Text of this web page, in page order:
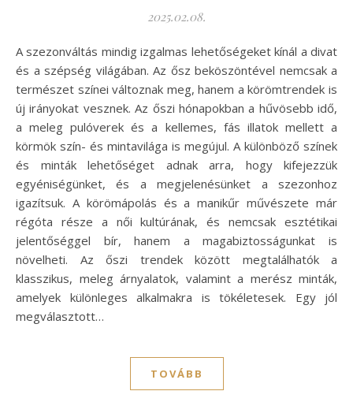
2025.02.08.
A szezonváltás mindig izgalmas lehetőségeket kínál a divat
és a szépség világában. Az ősz beköszöntével nemcsak a
természet színei változnak meg, hanem a körömtrendek is
új irányokat vesznek. Az őszi hónapokban a hűvösebb idő,
a meleg pulóverek és a kellemes, fás illatok mellett a
körmök szín- és mintavilága is megújul. A különböző színek
és minták lehetőséget adnak arra, hogy kifejezzük
egyéniségünket, és a megjelenésünket a szezonhoz
igazítsuk. A körömápolás és a manikűr művészete már
régóta része a női kultúrának, és nemcsak esztétikai
jelentőséggel bír, hanem a magabiztosságunkat is
növelheti. Az őszi trendek között megtalálhatók a
klasszikus, meleg árnyalatok, valamint a merész minták,
amelyek különleges alkalmakra is tökéletesek. Egy jól
megválasztott…
TOVÁBB